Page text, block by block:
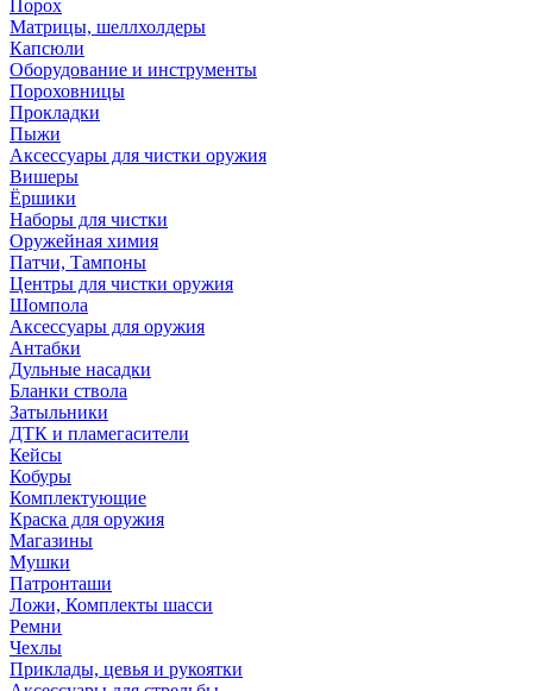
Порох
Матрицы, шеллхолдеры
Капсюли
Оборудование и инструменты
Пороховницы
Прокладки
Пыжи
Аксессуары для чистки оружия
Вишеры
Ёршики
Наборы для чистки
Оружейная химия
Патчи, Тампоны
Центры для чистки оружия
Шомпола
Аксессуары для оружия
Антабки
Дульные насадки
Бланки ствола
Затыльники
ДТК и пламегасители
Кейсы
Кобуры
Комплектующие
Краска для оружия
Магазины
Мушки
Патронташи
Ложи, Комплекты шасси
Ремни
Чехлы
Приклады, цевья и рукоятки